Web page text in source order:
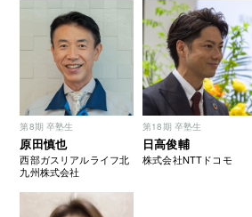
第8期 卒塾生
原田慎也
西部ガスリアルライフ北
九州株式会社
第18期 卒塾生
日高俊輔
株式会社NTTドコモ